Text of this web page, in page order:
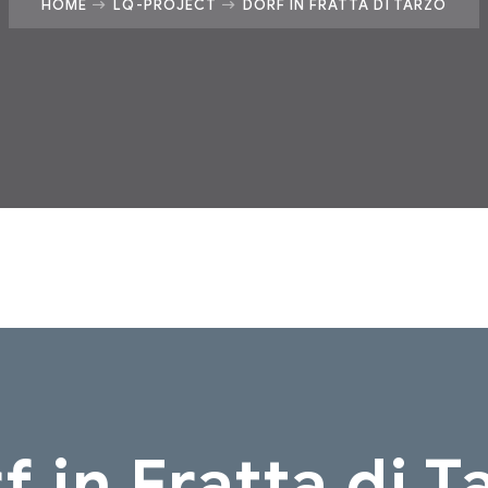
HOME LQ-PROJECT DORF IN FRATTA DI TARZO